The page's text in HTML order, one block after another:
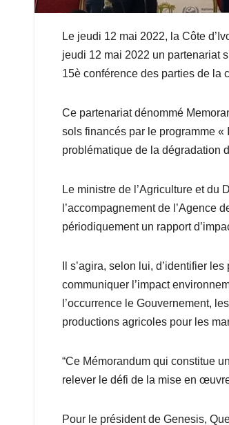
Le jeudi 12 mai 2022, la Côte
jeudi 12 mai 2022 un partenariat
15è conférence des parties de la
Ce partenariat dénommé
sols financés par le programme «
problématique de la dégradation
Le ministre de l’Agriculture et
l’accompagnement de l’Agence
périodiquement un rapport
Il s’agira, selon lui, d’identifier
communiquer l’impact
l’occurrence le Gouvernement,
productions agricoles pour les
“Ce Mémorandum qui constitue
relever le défi de la mise en
Pour le président de Genesis,